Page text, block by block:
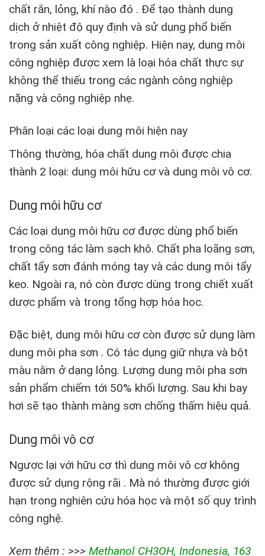
chất rắn, lỏng, khí nào đó . Để tạo thành dung
dịch ở nhiệt độ quy định và sử dụng phổ biến
trong sản xuất công nghiệp. Hiện nay, dung môi
công nghiệp được xem là loại hóa chất thực sự
không thể thiếu trong các ngành công nghiệp
nặng và công nghiệp nhẹ.
Phân loại các loại dung môi hiện nay
Thông thường, hóa chất dung môi được chia
thành 2 loại: dung môi hữu cơ và dung môi vô cơ.
Dung môi hữu cơ
Các loại dung môi hữu cơ được dùng phổ biến
trong công tác làm sạch khô. Chất pha loãng sơn,
chất tẩy sơn đánh móng tay và các dung môi tẩy
keo. Ngoài ra, nó còn được dùng trong chiết xuất
dược phẩm và trong tổng hợp hóa học.
Đặc biệt, dung môi hữu cơ còn được sử dụng làm
dung môi pha sơn . Có tác dụng giữ nhựa và bột
màu nằm ở dạng lỏng. Lượng dung môi pha sơn
sản phẩm chiếm tới 50% khối lượng. Sau khi bay
hơi sẽ tạo thành màng sơn chống thấm hiệu quả.
Dung môi vô cơ
Ngược lại với hữu cơ thì dung môi vô cơ không
được sử dụng rộng rãi . Mà nó thường được giới
hạn trong nghiên cứu hóa học và một số quy trình
công nghệ.
Xem thêm : >>> Methanol CH3OH, Indonesia, 163